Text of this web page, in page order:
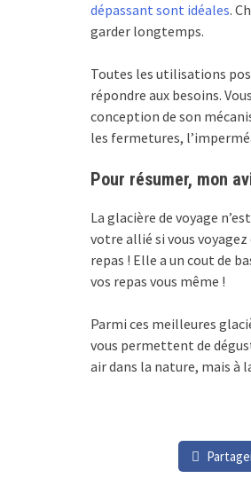
dépassant sont idéales.
garder longtemps.
Toutes les utilisations
répondre aux besoins.
conception de son
les fermetures,
Pour résumer, mon
La glacière de voyage
votre allié si vous
repas ! Elle a un cout de
vos repas vous même !
Parmi ces meilleures
vous permettent de
air dans la nature, mais à